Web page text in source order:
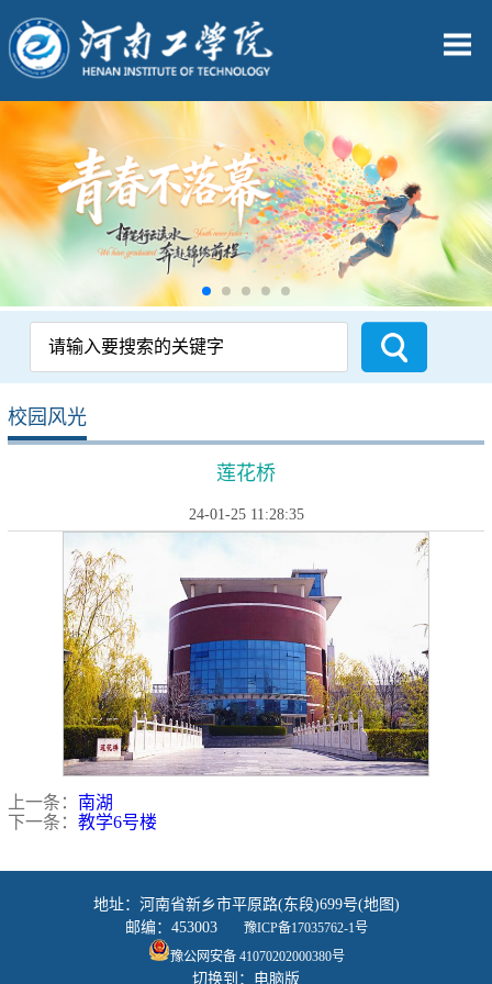
校园风光
莲花桥
24-01-25 11:28:35
上一条： 南湖
下一条： 教学6号楼
地址：河南省新乡市平原路(东段)699号(地图)
邮编：453003 豫ICP备17035762-1号
豫公网安备 41070202000380号
切换到：电脑版